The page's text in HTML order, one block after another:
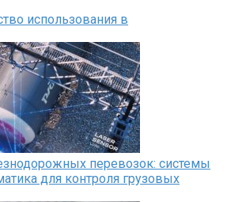
использования в
перевозок: системы
для контроля грузовых